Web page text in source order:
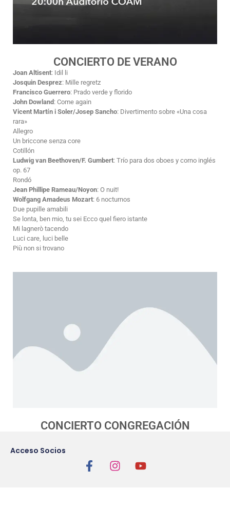
CONCIERTO DE VERANO
Joan Altisent: Idil li
Josquin Desprez: Mille regretz
Francisco Guerrero: Prado verde y florido
John Dowland: Come again
Vicent Martín i Soler/Josep Sancho: Divertimento sobre «Una cosa
rara»
Allegro
Un briccone senza core
Cotillón
Ludwig van Beethoven/F. Gumbert: Trío para dos oboes y corno inglés
op. 67
Rondó
Jean Phillipe Rameau/Noyon: O nuit!
Wolfgang Amadeus Mozart: 6 nocturnos
Due pupille amabili
Se lonta, ben mio, tu sei Ecco quel fiero istante
Mi lagnerò tacendo
Luci care, luci belle
Più non si trovano
CONCIERTO CONGREGACIÓN
Acceso Socios